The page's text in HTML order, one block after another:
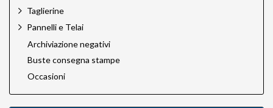
Taglierine
Pannelli e Telai
Archiviazione negativi
Buste consegna stampe
Occasioni